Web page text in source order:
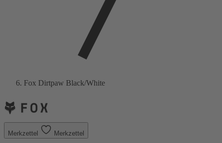
Fox Dirtpaw Black/White
Merkzettel Merkzettel